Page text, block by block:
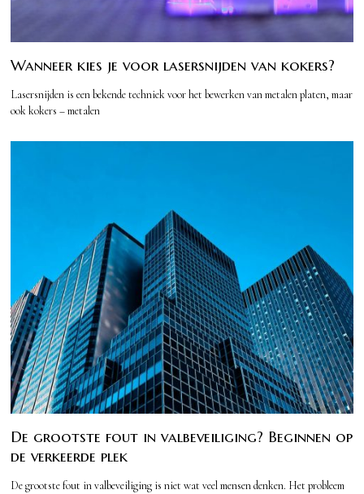
Wanneer kies je voor lasersnijden van kokers?
Lasersnijden is een bekende techniek voor het bewerken van metalen platen, maar
ook kokers – metalen
De grootste fout in valbeveiliging? Beginnen op
de verkeerde plek
De grootste fout in valbeveiliging is niet wat veel mensen denken. Het probleem